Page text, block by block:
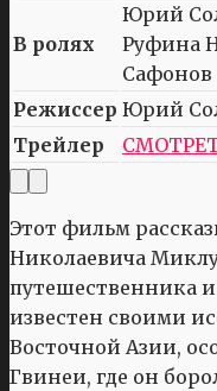
В ролях
Юрий
Руфина
Сафонов
Режиссер Юрий
Трейлер
Этот фильм
Николаевича
путешественника
известен своими
Восточной Азии,
Гвинеи, где он